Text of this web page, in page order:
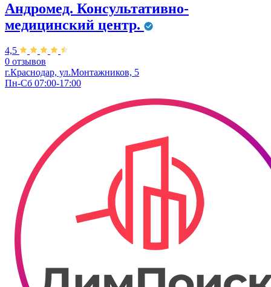
Андромед. Консультативно-
медицинский центр.
4,5
0 отзывов
г.Краснодар, ул.Монтажников, 5
Пн-Сб 07:00-17:00